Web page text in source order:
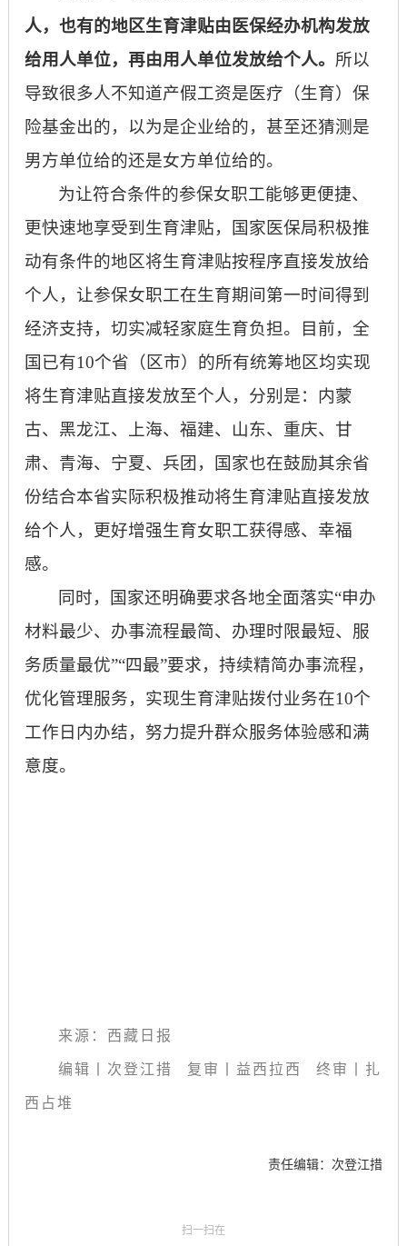
人，也有的地区生育津贴由医保经办机构发放
给用人单位，再由用人单位发放给个人。 所以
导致很多人不知道产假工资是医疗（生育）保
险基金出的，以为是企业给的，甚至还猜测是
男方单位给的还是女方单位给的。
为让符合条件的参保女职工能够更便捷、
更快速地享受到生育津贴，国家医保局积极推
动有条件的地区将生育津贴按程序直接发放给
个人，让参保女职工在生育期间第一时间得到
经济支持，切实减轻家庭生育负担。目前，全
国已有10个省（区市）的所有统筹地区均实现
将生育津贴直接发放至个人，分别是：内蒙
古、黑龙江、上海、福建、山东、重庆、甘
肃、青海、宁夏、兵团，国家也在鼓励其余省
份结合本省实际积极推动将生育津贴直接发放
给个人，更好增强生育女职工获得感、幸福
感。
同时，国家还明确要求各地全面落实“申办
材料最少、办事流程最简、办理时限最短、服
务质量最优”“四最”要求，持续精简办事流程，
优化管理服务，实现生育津贴拨付业务在10个
工作日内办结，努力提升群众服务体验感和满
意度。
来源：西藏日报
编辑丨次登江措 复审丨益西拉西 终审丨扎
西占堆
责任编辑：次登江措
扫一扫在